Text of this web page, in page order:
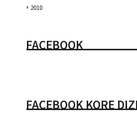
2010
FACEBOOK
FACEBOOK KORE